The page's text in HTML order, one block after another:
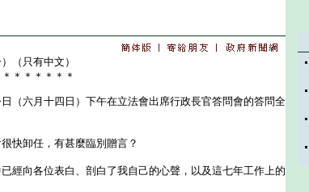
（只有中文）
＊＊＊＊＊＊
六月十四日）下午在立法會出席行政長官答問會的答問全
快卸任，有甚麼臨別贈言？
經向各位表白、剖白了我自己的心聲，以及這七年工作上的